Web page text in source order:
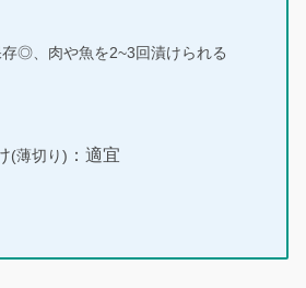
◎、肉や魚を2~3回漬けられる
(薄切り) ：適宜